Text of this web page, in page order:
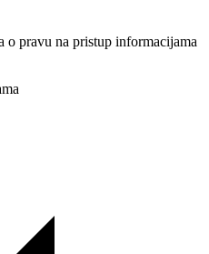
o pravu na pristup informacijama